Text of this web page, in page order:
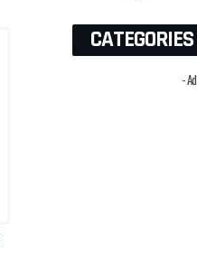
CATEGORIES
-